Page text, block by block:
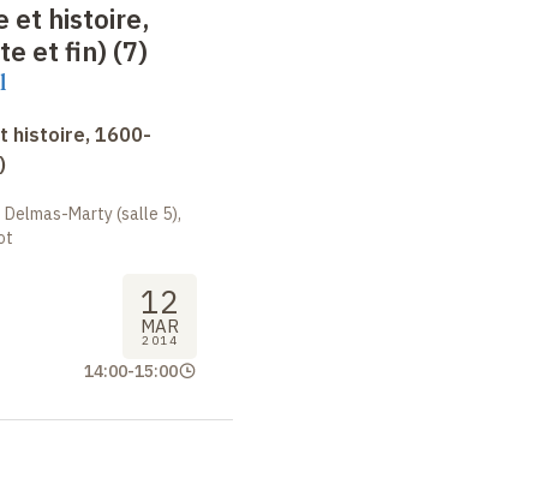
et histoire,
et fin) (7)
histoire, 1600-
Marty (salle 5),
12
MAR
2014
14:00-15:00